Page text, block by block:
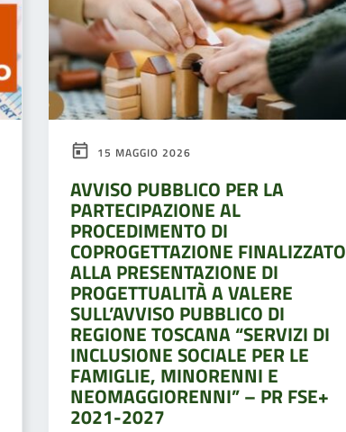
15 MAGGIO 2026
AVVISO PUBBLICO PER LA
PARTECIPAZIONE AL
PROCEDIMENTO DI
COPROGETTAZIONE FINALIZZATO
ALLA PRESENTAZIONE DI
PROGETTUALITÀ A VALERE
SULL’AVVISO PUBBLICO DI
REGIONE TOSCANA “SERVIZI DI
INCLUSIONE SOCIALE PER LE
FAMIGLIE, MINORENNI E
NEOMAGGIORENNI” – PR FSE+
2021-2027